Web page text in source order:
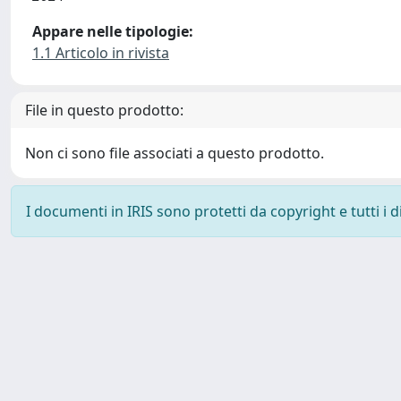
Appare nelle tipologie:
1.1 Articolo in rivista
File in questo prodotto:
Non ci sono file associati a questo prodotto.
I documenti in IRIS sono protetti da copyright e tutti i